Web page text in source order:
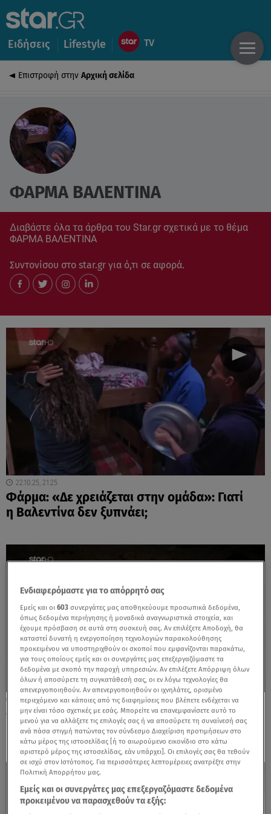
Ειδήσεις Lifestyle
Επιστροφή στην Αρχική σελίδα
ΦΑΡΜΑ ΒΑΛΕΝΤΙΝΑ
Διαβάστε όλα τα άρθρα του Star.gr σχετικά με το θέμα
ΦΑΡΜΑ ΒΑΛΕΝΤΙΝΑ
Συντονίσου στο star.gr για ό,τι σε αφορά.
22.10.25, 21:25
Φάρμα: «Δε χρειάζεται στην ομάδα»: Γιατί
η Βαλεντίνα δεν ξυπνάει;
20.10.25, 23:15
Ο Δημήτρης ζητάει συγγνώμη από τη
Βαλεντίνα στη Φάρμα
Ενδιαφερόμαστε για το απόρρητό σας
Εμείς και οι603 συνεργάτες μας αποθηκεύουμε προσωπικά δεδομένα,
όπως δεδομένα περιήγησης ή μοναδικά αναγνωριστικά στοιχεία, και
έχουμε πρόσβαση σε αυτά στη συσκευή σας. Αν επιλέξετε Αποδοχή, θα
καταστεί δυνατή η ενεργοποίηση τεχνολογιών παρακολούθησης
προκειμένου να υποστηριχθούν οι σκοποί που εμφανίζονται παρακάτω,
για τους οποίους εμείς και οι συνεργάτες μας επεξεργαζόμαστε τα
δεδομένα με σκοπό την παροχή υπηρεσιών. Αν επιλέξετε Απόρριψη όλων
όλων ή αποσύρετε τη συγκατάθεσή σας, οι εν λόγω τεχνολογίες θα
απενεργοποιηθούν. Αν απενεργοποιηθούν οι ιχνηλάτες, ορισμένο
περιεχόμενο και κάποιες από τις διαφημίσεις που βλέπετε ενδέχεται να
μην είναι τόσο σχετικές με εσάς. Μπορείτε να επανεμφανίσετε αυτό το
μενού για να αλλάξετε τις επιλογές σας ή να αποσύρετε τη συναίνεσή σας
ανά πάσα στιγμή πατώντας τον σύνδεσμο Διαχείριση προτιμήσεων στο
κάτω μέρος της ιστοσελίδας [ή το αιωρούμενο εικονίδιο στο κάτω
αριστερό μέρος της ιστοσελίδας, εάν υπάρχει]. Οι επιλογές σας θα τεθούν
σε ισχύ στον Ιστότοπος. Για περισσότερες λεπτομέρειες ανατρέξτε στην
Πολιτική Απορρήτου μας.
Εμείς και οι συνεργάτες μας επεξεργαζόμαστε δεδομένα
προκειμένου να παρασχεθούν τα εξής: